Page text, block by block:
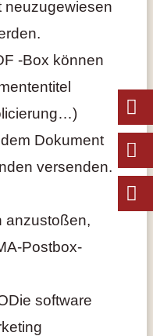
neuzugewiesen
-Box können
Dokument
versenden.
anzustoßen,
Postbox-
software